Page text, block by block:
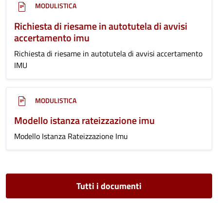
MODULISTICA
Richiesta di riesame in autotutela di avvisi
accertamento imu
Richiesta di riesame in autotutela di avvisi accertamento
IMU
MODULISTICA
Modello istanza rateizzazione imu
Modello Istanza Rateizzazione Imu
Tutti i documenti